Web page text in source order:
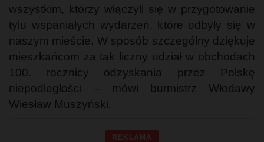
wszystkim, którzy włączyli się w przygotowanie
tylu wspaniałych wydarzeń, które odbyły się w
naszym mieście. W sposób szczególny dziękuje
mieszkańcom za tak liczny udział w obchodach
100. rocznicy odzyskania przez Polskę
niepodległości – mówi burmistrz Włodawy
Wiesław Muszyński.
REKLAMA